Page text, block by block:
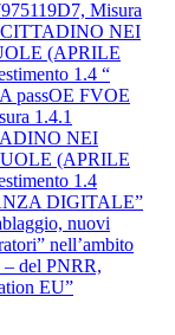
Misura
NEI
(APRILE
1.4 “
passOE FVOE
1.4.1
NEI
(APRILE
1.4
DIGITALE”
nuovi
nell’ambito
– del PNRR,
EU”